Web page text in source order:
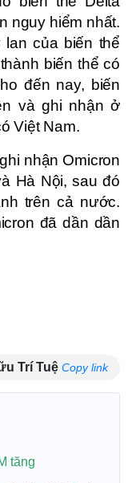
nguy hiểm nhất.
của biến thể
biến thể có
đến nay, biến
và ghi nhận ở
Việt Nam.
nhận Omicron
Hà Nội, sau đó
trên cả nước.
đã dần dần
Trí Tuệ Copy link
tăng